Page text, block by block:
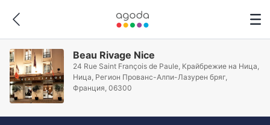
Beau Rivage Nice
24 Rue Saint François de Paule, Крайбрежие на Ница,
Ница, Регион Прованс-Алпи-Лазурен бряг,
Франция, 06300